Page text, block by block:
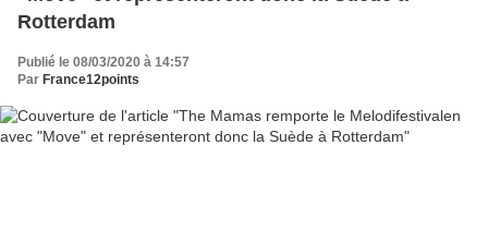
Rotterdam
Publié le 08/03/2020 à 14:57
Par France12points